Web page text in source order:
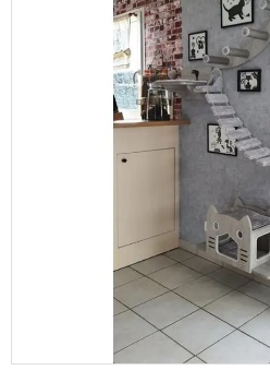
Khách sạn chó mèo